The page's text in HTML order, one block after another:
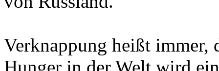
Verknappung heißt immer,